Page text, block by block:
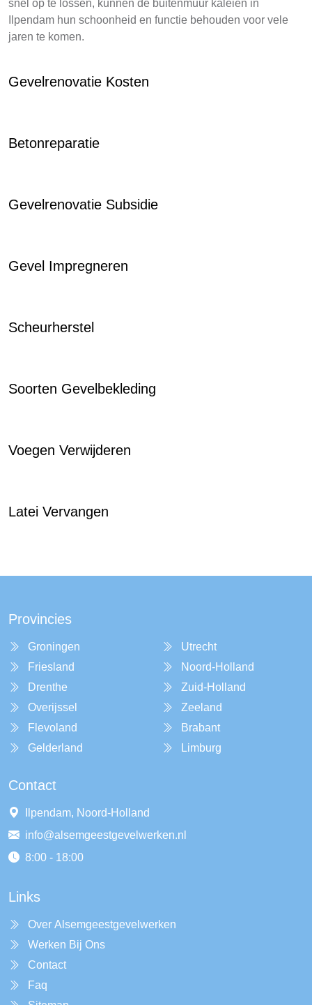
snel op te lossen, kunnen de buitenmuur kaleien in
Ilpendam hun schoonheid en functie behouden voor vele
jaren te komen.
Gevelrenovatie Kosten
Betonreparatie
Gevelrenovatie Subsidie
Gevel Impregneren
Scheurherstel
Soorten Gevelbekleding
Voegen Verwijderen
Latei Vervangen
Provincies
Groningen
Friesland
Drenthe
Overijssel
Flevoland
Gelderland
Utrecht
Noord-Holland
Zuid-Holland
Zeeland
Brabant
Limburg
Contact
Ilpendam, Noord-Holland
info@alsemgeestgevelwerken.nl
8:00 - 18:00
Links
Over Alsemgeestgevelwerken
Werken Bij Ons
Contact
Faq